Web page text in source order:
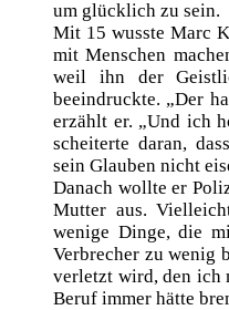
um glücklich zu sein.
Mit 15 wusste Marc
mit Menschen
weil ihn der
beeindruckte. „Der
erzählt er. „Und ich
scheiterte daran,
sein Glauben nicht
Danach wollte er
Mutter aus.
wenige Dinge, die
Verbrecher zu wenig
verletzt wird, den ich
Beruf immer hätte